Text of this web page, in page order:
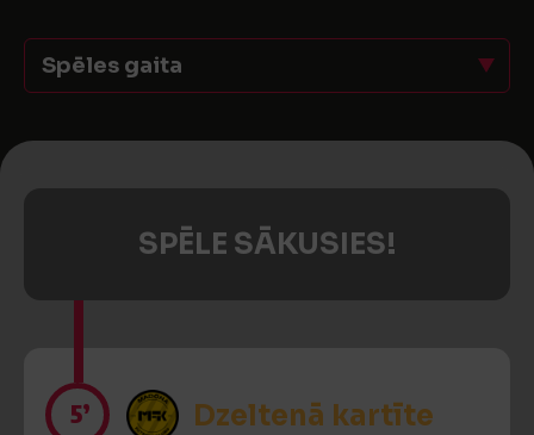
Spēles gaita
SPĒLE SĀKUSIES!
5’ Dzeltenā kartīte